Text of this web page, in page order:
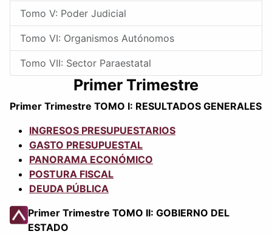
Tomo V: Poder Judicial
Tomo VI: Organismos Autónomos
Tomo VII: Sector Paraestatal
Primer Trimestre
Primer Trimestre TOMO I: RESULTADOS GENERALES
INGRESOS PRESUPUESTARIOS
GASTO PRESUPUESTAL
PANORAMA ECONÓMICO
POSTURA FISCAL
DEUDA PÚBLICA
Primer Trimestre TOMO II: GOBIERNO DEL
ESTADO